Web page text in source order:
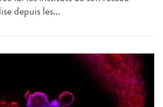
depuis les...